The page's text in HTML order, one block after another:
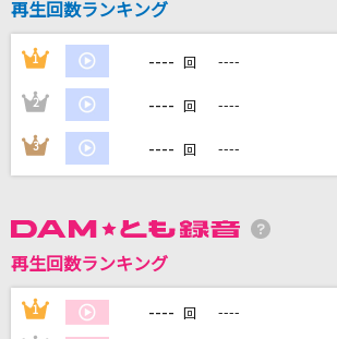
[生音]君は薔薇より美しい
布施明
DAMの新曲・ランキングなど
カラオケ最新情報をチェック！
カラオケをもっと楽しもう！
再生回数ランキング
1 ---- 回 ----
2 ---- 回 ----
3 ---- 回 ----
再生回数ランキング
1 ---- 回 ----